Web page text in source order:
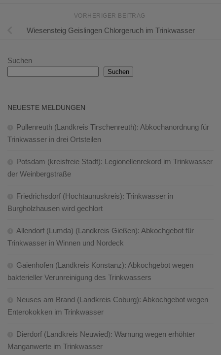
VORHERIGER BEITRAG
Wiesensteig Geislingen Chlorgeruch im Trinkwasser
Suchen
Suchen
NEUESTE MELDUNGEN
Pullenreuth (Landkreis Tirschenreuth): Abkochanordnung für
Trinkwasser in drei Ortsteilen
Potsdam (kreisfreie Stadt): Legionellenrekord im Trinkwasser
der Weinbergstraße
Friedrichsdorf (Hochtaunuskreis): Trinkwasser in
Burgholzhausen wird gechlort
Allendorf (Lumda) (Landkreis Gießen): Abkochgebot für
Trinkwasser in Winnen und Nordeck
Gaienhofen (Landkreis Konstanz): Abkochgebot wegen
bakterieller Verunreinigung des Trinkwassers
Neuses am Brand (Landkreis Coburg): Abkochgebot wegen
Enterokokken im Trinkwasser
Dierdorf (Landkreis Neuwied): Warnung wegen erhöhter
Manganwerte im Trinkwasser